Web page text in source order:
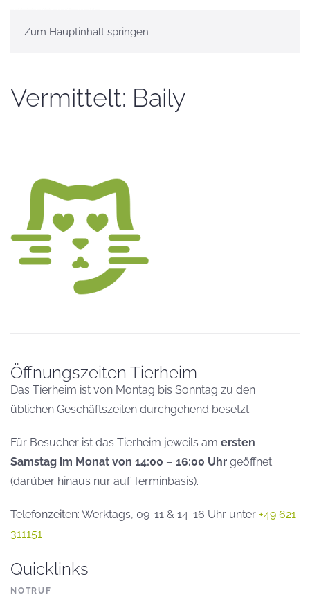
Zum Hauptinhalt springen
Vermittelt: Baily
Öffnungszeiten Tierheim
Das Tierheim ist von Montag bis Sonntag zu den
üblichen Geschäftszeiten durchgehend besetzt.
Für Besucher ist das Tierheim jeweils am ersten
Samstag im Monat von 14:00 – 16:00 Uhr geöffnet
(darüber hinaus nur auf Terminbasis).
Telefonzeiten: Werktags, 09-11 & 14-16 Uhr unter +49 621
311151
Quicklinks
NOTRUF